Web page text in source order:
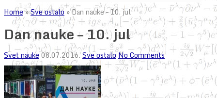
Home»Sve ostalo »Dan nauke – 10. jul
Dan nauke – 10. jul
Svet nauke08.07.2016. Sve ostalo No Comments